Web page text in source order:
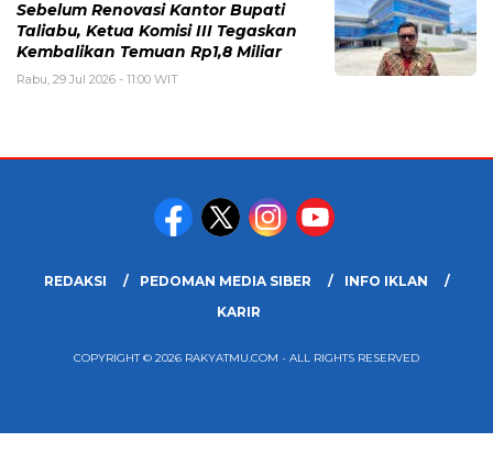
Sebelum Renovasi Kantor Bupati
Taliabu, Ketua Komisi III Tegaskan
Kembalikan Temuan Rp1,8 Miliar
Rabu, 29 Jul 2026 - 11:00 WIT
REDAKSI PEDOMAN MEDIA SIBER
INFO IKLAN
KARIR
COPYRIGHT © 2026 RAKYATMU.COM - ALL RIGHTS RESERVED